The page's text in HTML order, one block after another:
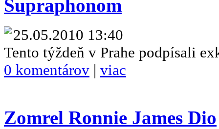
Supraphonom
25.05.2010 13:40
Tento týždeň v Prahe podpísali
0 komentárov | viac
Zomrel Ronnie James Dio